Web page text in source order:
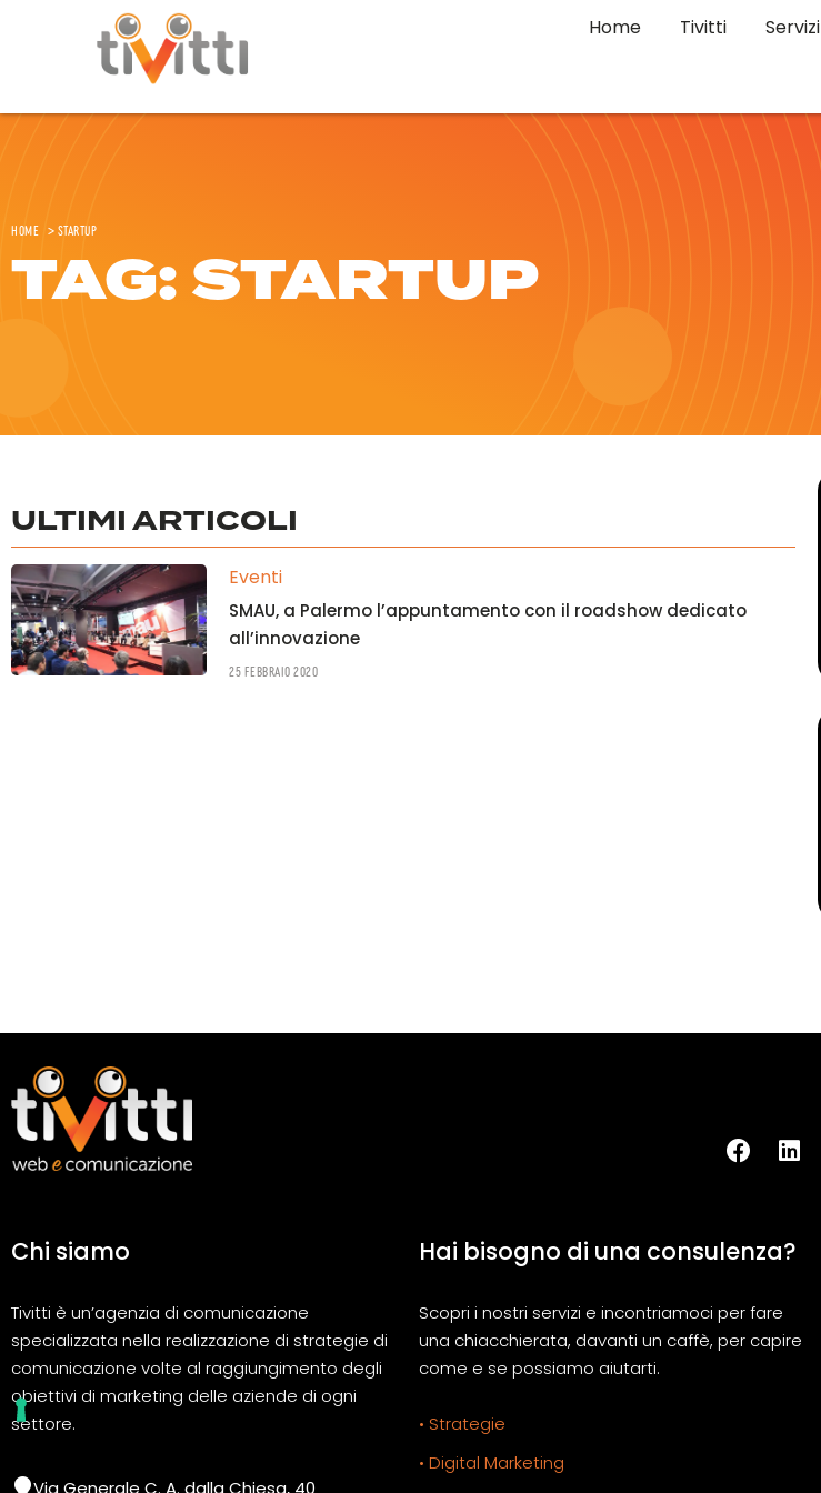
Home Tivitti Servizi
Home >startup
TAG: STARTUP
ULTIMI ARTICOLI
Eventi
SMAU, a Palermo l’appuntamento con il roadshow dedicato
all’innovazione
25 Febbraio 2020
Chi siamo
Tivitti è un’agenzia di comunicazione
specializzata nella realizzazione di strategie di
comunicazione volte al raggiungimento degli
obiettivi di marketing delle aziende di ogni
settore.
Via Generale C. A. dalla Chiesa, 40
Hai bisogno di una consulenza?
Scopri i nostri servizi e incontriamoci per fare
una chiacchierata, davanti un caffè, per capire
come e se possiamo aiutarti.
• Strategie
• Digital Marketing